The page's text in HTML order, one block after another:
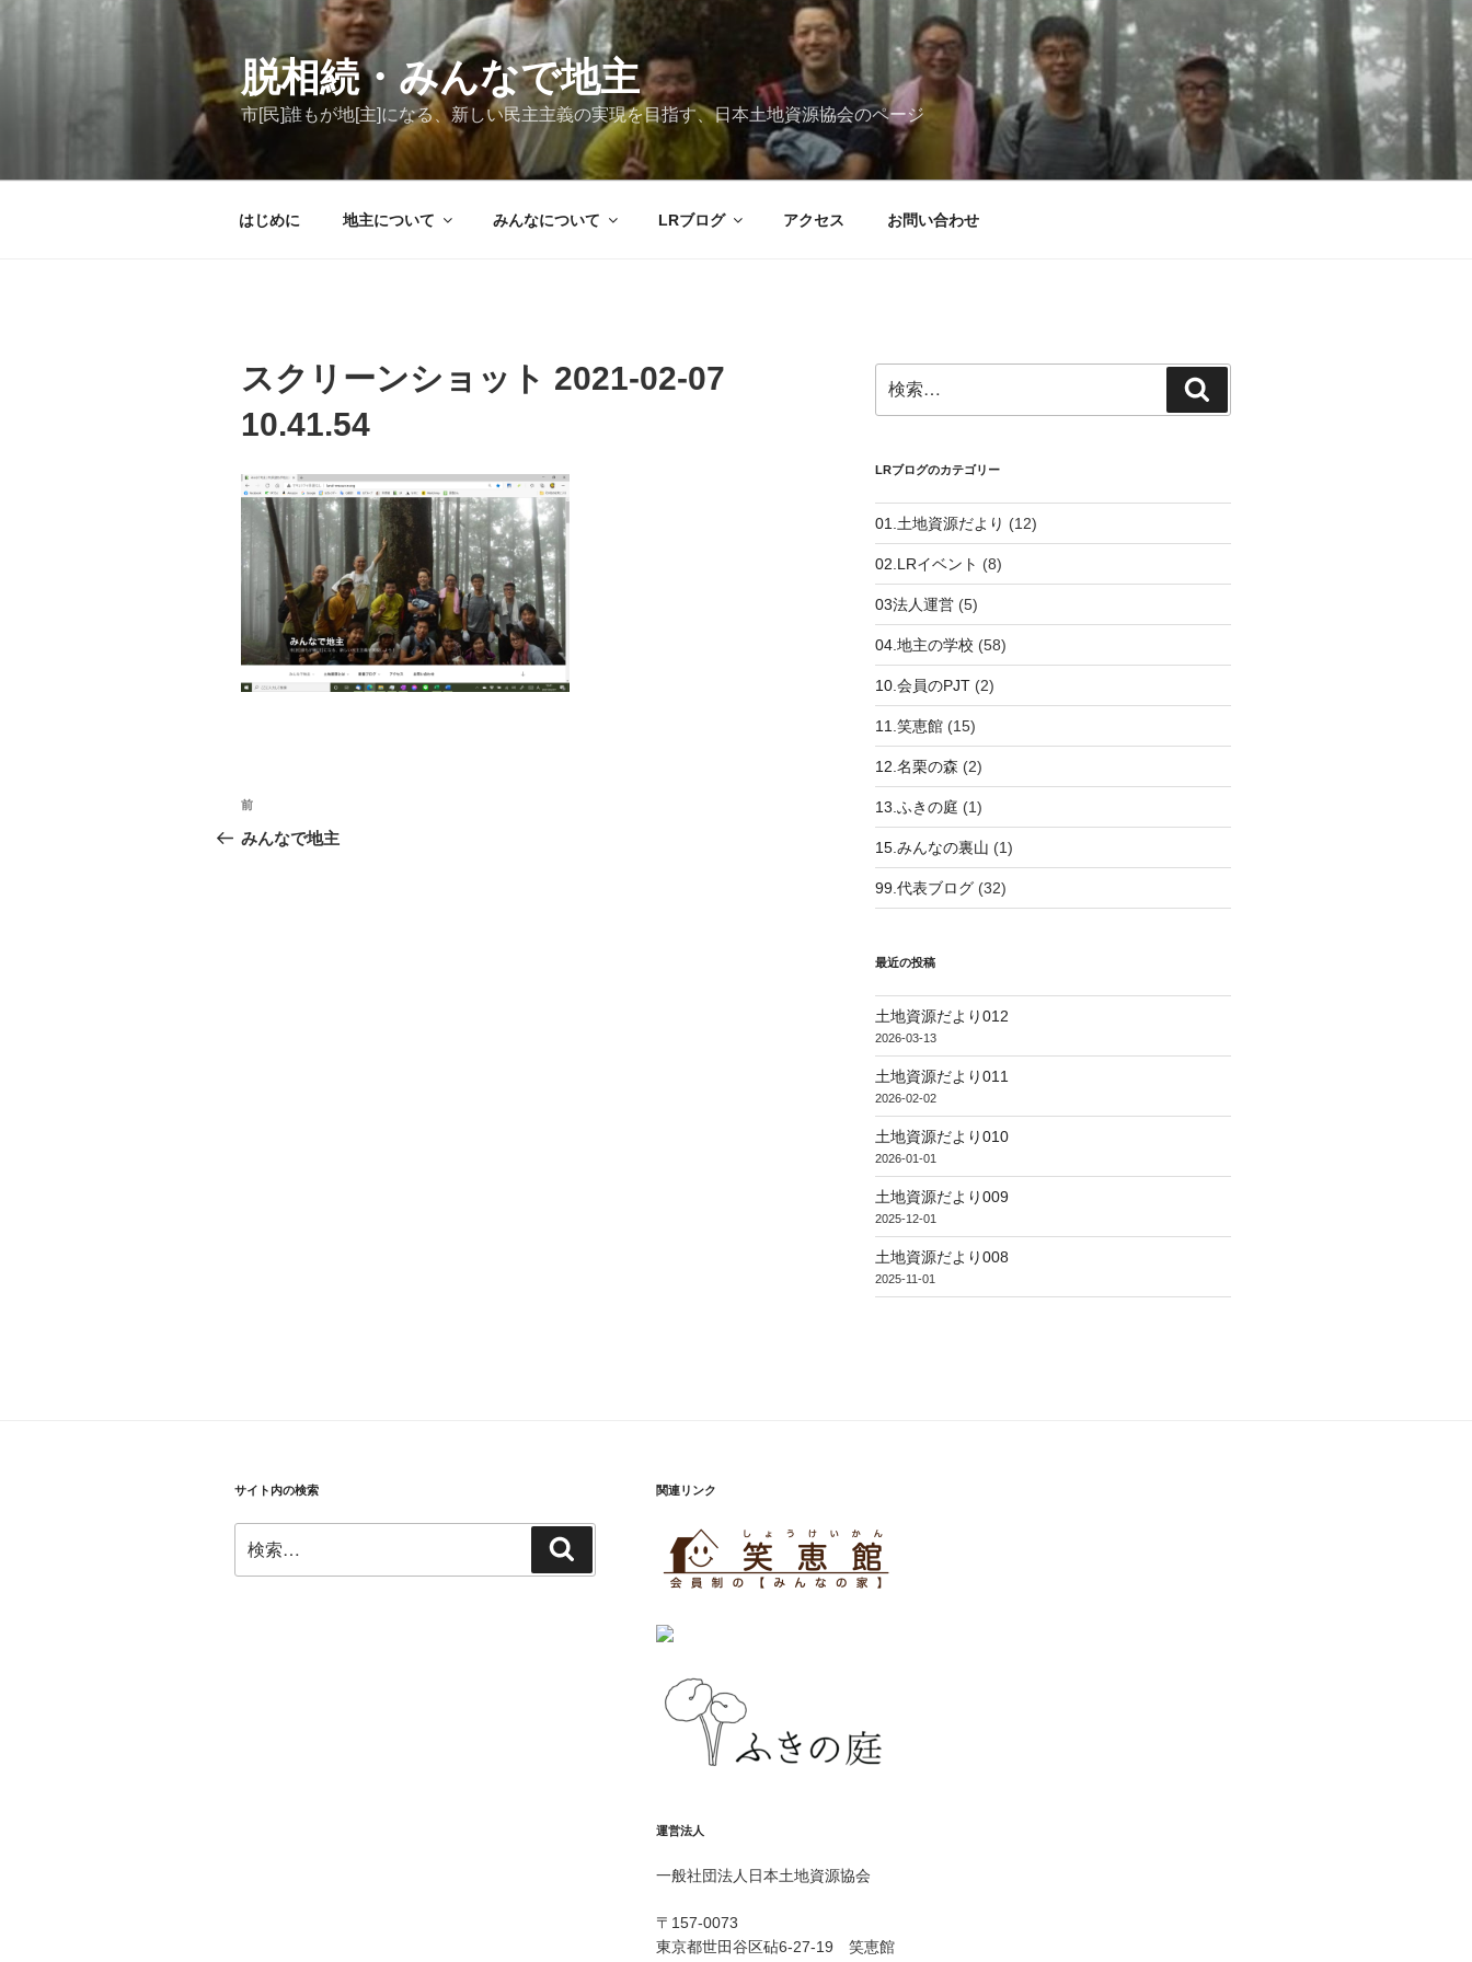
脱相続・みんなで地主
市[民]誰もが地[主]になる、新しい民主主義の実現を目指す、日本土地資源協会のページ
はじめに 地主について みんなについて LRブログ アクセス お問い合わせ
スクリーンショット 2021-02-07
10.41.54
投
稿
前
の
前
みんなで地主
索:
索
LRブログのカテゴリー
01.土地資源だより (12)
02.LRイベント (8)
03法人運営(5)
04.地主の学校 (58)
10.会員のPJT(2)
11.笑恵館(15)
12.名栗の森 (2)
13.ふきの庭 (1)
15.みんなの裏山 (1)
99.代表ブログ(32)
最近の投稿
土地資源だより012
2026-03-13
土地資源だより011
2026-02-02
土地資源だより010
2026-01-01
土地資源だより009
2025-12-01
土地資源だより008
2025-11-01
サイト内の検索
索:
索
関連リンク
運営法人
一般社団法人日本土地資源協会
〒157-0073
東京都世田谷区砧6-27-19 笑恵館